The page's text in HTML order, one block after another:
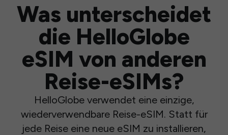
Was unterscheidet
die HelloGlobe
eSIM von anderen
Reise-eSIMs?
HelloGlobe verwendet eine einzige,
wiederverwendbare Reise-eSIM. Statt für
jede Reise eine neue eSIM zu installieren,